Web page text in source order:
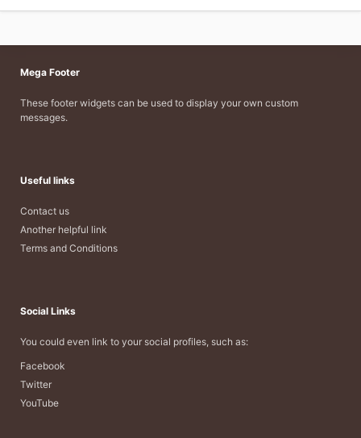
Mega Footer
These footer widgets can be used to display your own custom
messages.
Useful links
Contact us
Another helpful link
Terms and Conditions
Social Links
You could even link to your social profiles, such as:
Facebook
Twitter
YouTube